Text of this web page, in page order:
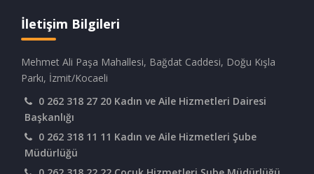
İletişim Bilgileri
Mehmet Ali Paşa Mahallesi, Bağdat Caddesi, Doğu Kışla
Parkı, İzmit/Kocaeli
0 262 318 27 20 Kadın ve Aile Hizmetleri Dairesi
Başkanlığı
0 262 318 11 11 Kadın ve Aile Hizmetleri Şube
Müdürlüğü